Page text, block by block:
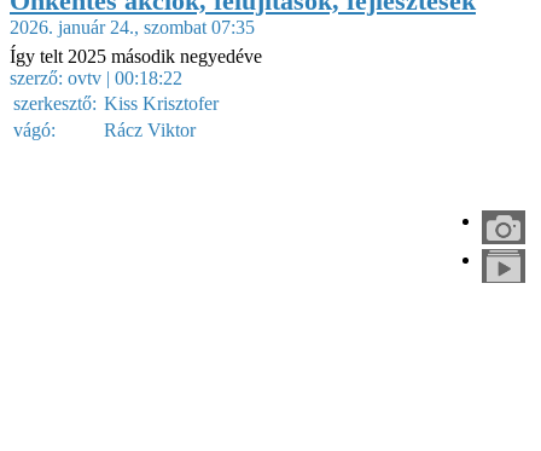
2026. január 24., szombat 07:35
Így telt 2025 második negyedéve
szerző: ovtv | 00:18:22
szerkesztő: Kiss Krisztofer
vágó:
Rácz Viktor